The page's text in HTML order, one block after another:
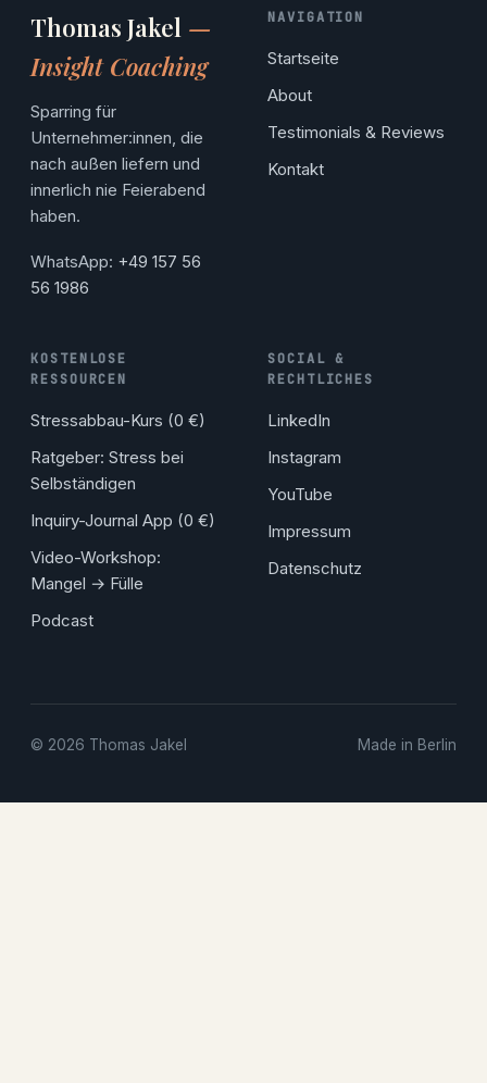
Thomas Jakel —
Insight Coaching
Sparring für
Unternehmer:innen, die
nach außen liefern und
innerlich nie Feierabend
haben.
WhatsApp: +49 157 56
56 1986
NAVIGATION
Startseite
About
Testimonials & Reviews
Kontakt
KOSTENLOSE
RESSOURCEN
Stressabbau-Kurs (0 €)
Ratgeber: Stress bei
Selbständigen
Inquiry-Journal App (0 €)
Video-Workshop:
Mangel → Fülle
Podcast
SOCIAL &
RECHTLICHES
LinkedIn
Instagram
YouTube
Impressum
Datenschutz
© 2026 Thomas Jakel Made in Berlin